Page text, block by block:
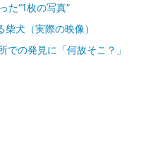
た“1枚の写真”
柴犬（実際の映像）
の発見に「何故そこ？」